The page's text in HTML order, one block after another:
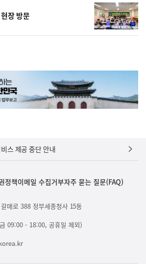
장 방문
스 제공 중단 안내
정책이메일 수집거부자주 묻는 질문(FAQ)
매로 388 정부세종청사 15동
09:00 - 18:00, 공휴일 제외)